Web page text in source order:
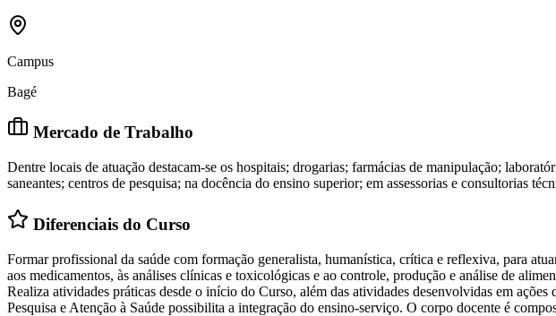
Campus
Bagé
Mercado de Trabalho
Dentre locais de atuação destacam-se os hospitais; drogarias; farmácias de manipulação;
saneantes; centros de pesquisa; na docência do ensino superior; em assessorias e consultorias
Diferenciais do Curso
Formar profissional da saúde com formação generalista, humanística, crítica e reflexiva, para
aos medicamentos, às análises clínicas e toxicológicas e ao controle, produção e análise de
Realiza atividades práticas desde o início do Curso, além das atividades desenvolvidas em
Pesquisa e Atenção à Saúde possibilita a integração do ensino-serviço. O corpo docente é